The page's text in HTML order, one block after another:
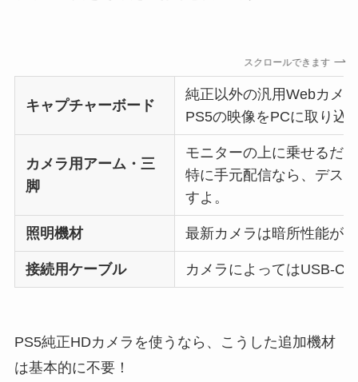
スクロールできます
キャプチャーボード
純正以外の汎用Webカメ
PS5の映像をPCに取り込
カメラ用アーム・三
脚
モニターの上に乗せるだ
特に手元配信なら、デス
すよ。
照明機材 最新カメラは暗所性能が
接続用ケーブル カメラによってはUSB-C
PS5純正HDカメラを使うなら、こうした追加機材
は基本的に不要！